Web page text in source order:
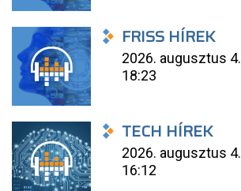
FRISS HÍREK
2026. augusztus 4.
18:23
TECH HÍREK
2026. augusztus 4.
16:12